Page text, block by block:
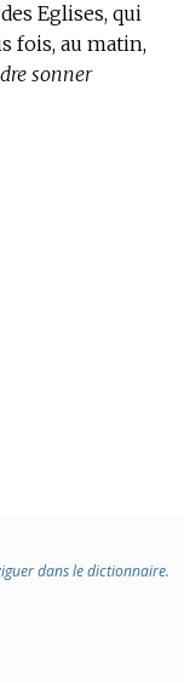
Eglises, qui
fois, au matin,
sonner
dans le dictionnaire.